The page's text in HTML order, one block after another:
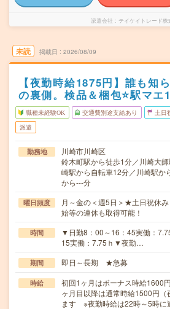
派遣会社 テイケイトレード株
未読 掲載日 2026/08/09
【夜勤時給1875円】誰も知
の裏側。検品＆梱包⭐駅マエ
職種未経験OK 交通費別途支給あり 土日
派遣
勤務地
川崎市川崎区
鈴木町駅から徒歩1分／川崎大
崎駅から自転車12分／川崎駅か
から---分
曜日頻度
月～金の＜週5日＞★土日祝休
始等の連休も取得可能！
時間
▼日勤8：00～16：45実働：
15実働：7.75ｈ▼夜勤…
期間 即日～長期 ★急募
時給
初回1ヶ月はボーナス時給
ヶ月目以降は通常時給1500円（
ます ※夜勤時給は22時～5時に